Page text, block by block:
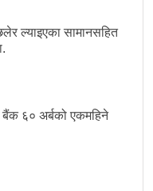
ल्याइएका सामानसहित
बैंक ६० अर्बको एकमहिने